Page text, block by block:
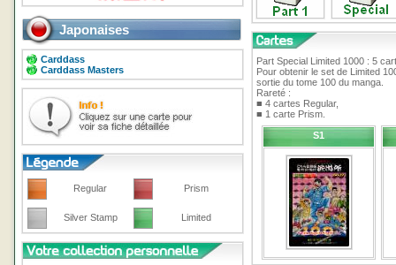
Japonaises
Carddass
Carddass Masters
Regular Prism
Silver Stamp Limited
Part Special Limited 1000 : 5
Pour obtenir le set de Limited
sortie du tome 100 du manga.
Rareté :
■ 4 cartes Regular,
■ 1 carte Prism.
S1